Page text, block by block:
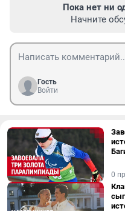
Пока нет ни
Начните
Гость
Войти
0